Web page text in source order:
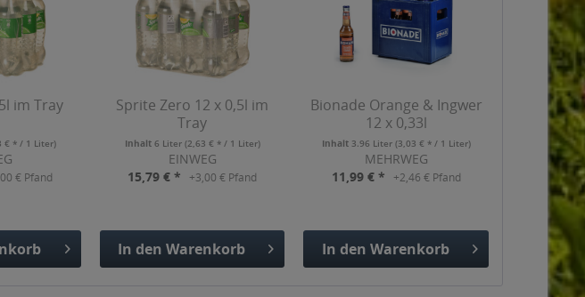
im Tray
€ * / 1 Liter)
€ Pfand
Sprite Zero 12 x 0,5l im
Tray
Inhalt 6 Liter (2,63 € * / 1 Liter)
EINWEG
15,79 € *
+3,00 € Pfand
In den Warenkorb
Bionade Orange & Ingwer
12 x 0,33l
Inhalt 3.96 Liter (3,03 € * / 1 Liter)
MEHRWEG
11,99 € *
+2,46 € Pfand
In den Warenkorb